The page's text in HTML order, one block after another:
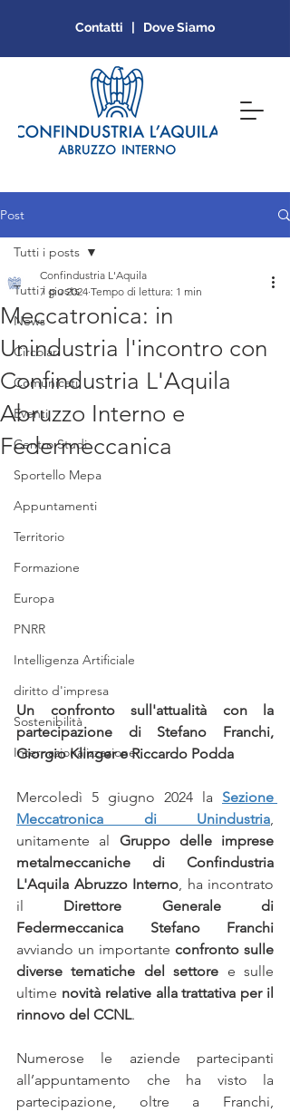
Contatti | Dove Siamo
Post
Tutti i posts
News
Circolari
Comunicati
Eventi
Centro Studi
Sportello Mepa
Appuntamenti
Territorio
Formazione
Europa
PNRR
Intelligenza Artificiale
diritto d'impresa
Sostenibilità
Internazionalizzazione
Tutti i posts
Meccatronica: in
Unindustria l'incontro con
Confindustria L'Aquila
Abruzzo Interno e
Federmeccanica
Confindustria L'Aquila
7 giu 2024 Tempo di lettura: 1 min
Un confronto sull'attualità con la
partecipazione di Stefano Franchi,
Giorgio Klinger e Riccardo Podda
Mercoledì 5 giugno 2024 la Sezione
Meccatronica di Unindustria,
unitamente al Gruppo delle imprese
metalmeccaniche di Confindustria
L'Aquila Abruzzo Interno, ha incontrato
il Direttore Generale di
Federmeccanica Stefano Franchi
avviando un importante confronto sulle
diverse tematiche del settore e sulle
ultime novità relative alla trattativa per il
rinnovo del CCNL.
Numerose le aziende partecipanti
all’appuntamento che ha visto la
partecipazione, oltre a Franchi,